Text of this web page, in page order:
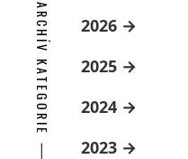
ARCHÍV KATEGORIE 2026
2025
2024
2023